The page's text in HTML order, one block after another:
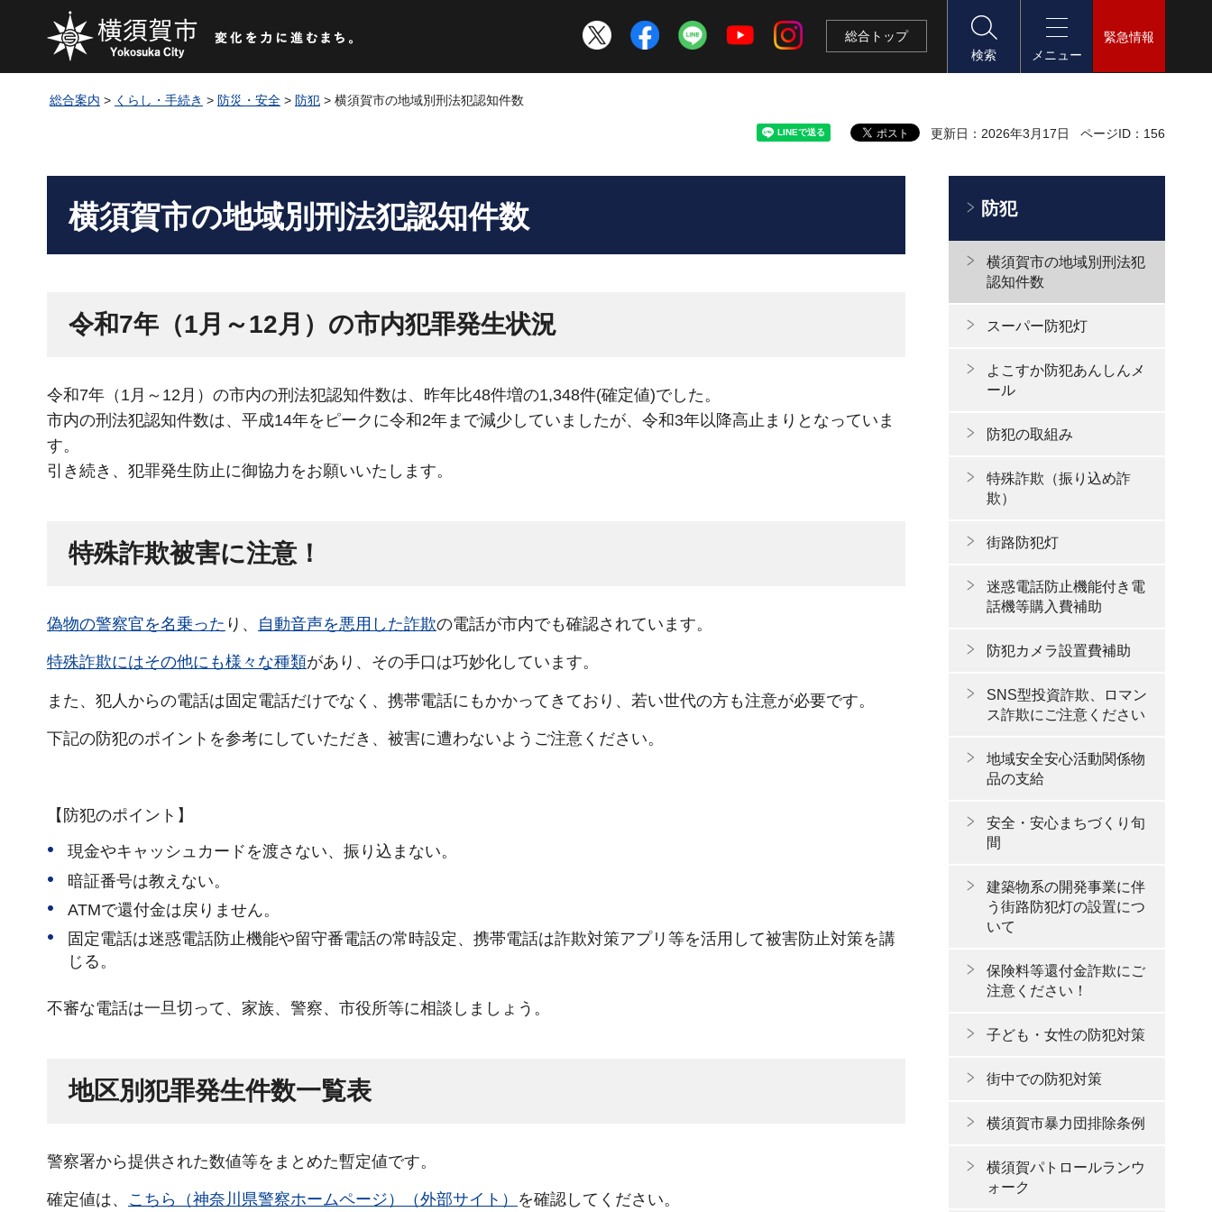
総合 トップ
検索
メニュー
緊急情報
総合案内 > くらし・手続き > 防災・安全 > 防犯 > 横須賀市の地域別刑法犯認知件数
更新日：2026年3月17日 ページID：156
横須賀市の地域別刑法犯認知件数
令和7年（1月～12月）の市内犯罪発生状況
令和7年（1月～12月）の市内の刑法犯認知件数は、昨年比48件増の1,348件(確定値)でした。
市内の刑法犯認知件数は、平成14年をピークに令和2年まで減少していましたが、令和3年以降高止まりとなっていま
す。
引き続き、犯罪発生防止に御協力をお願いいたします。
特殊詐欺被害に注意！
偽物の警察官を名乗った り、 自動音声を悪用した詐欺の電話が市内でも確認されています。
特殊詐欺にはその他にも様々な種類があり、その手口は巧妙化しています。
また、犯人からの電話は固定電話だけでなく、携帯電話にもかかってきており、若い世代の方も注意が必要です。
下記の防犯のポイントを参考にしていただき、被害に遭わないようご注意ください。
【防犯のポイント】
現金やキャッシュカードを渡さない、振り込まない。
暗証番号は教えない。
ATMで還付金は戻りません。
固定電話は迷惑電話防止機能や留守番電話の常時設定、携帯電話は詐欺対策アプリ等を活用して被害防止対策を講
じる。
不審な電話は一旦切って、家族、警察、市役所等に相談しましょう。
地区別犯罪発生件数一覧表
警察署から提供された数値等をまとめた暫定値です。
確定値は、 こちら（神奈川県警察ホームページ）（外部サイト） を確認してください。
防犯
横須賀市の地域別刑法犯
認知件数
スーパー防犯灯
よこすか防犯あんしんメ
ール
防犯の取組み
特殊詐欺（振り込め詐
欺）
街路防犯灯
迷惑電話防止機能付き電
話機等購入費補助
防犯カメラ設置費補助
SNS型投資詐欺、ロマン
ス詐欺にご注意ください
地域安全安心活動関係物
品の支給
安全・安心まちづくり旬
間
建築物系の開発事業に伴
う街路防犯灯の設置につ
いて
保険料等還付金詐欺にご
注意ください！
子ども・女性の防犯対策
街中での防犯対策
横須賀市暴力団排除条例
横須賀パトロールランウ
ォーク